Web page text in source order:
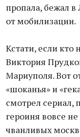
пропала, бежал
от мобилизации.
Кстати, если кто
Виктория
Мариуполя. Вот
«шоканья» и
смотрел сериал,
героиня вовсе
чванливых